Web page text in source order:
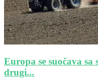
Europa se suočava
drugi...